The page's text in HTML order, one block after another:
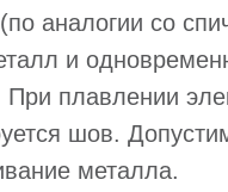
аналогии со
и
При плавлении
шов.
металла.